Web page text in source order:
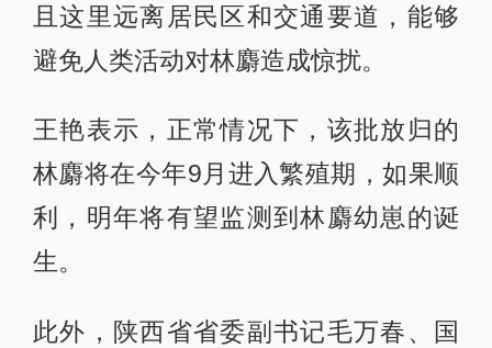
且这里远离居民区和交通要道，能够
避免人类活动对林麝造成惊扰。
王艳表示，正常情况下，该批放归的
林麝将在今年9月进入繁殖期，如果顺
利，明年将有望监测到林麝幼崽的诞
生。
此外，陕西省省委副书记毛万春、国